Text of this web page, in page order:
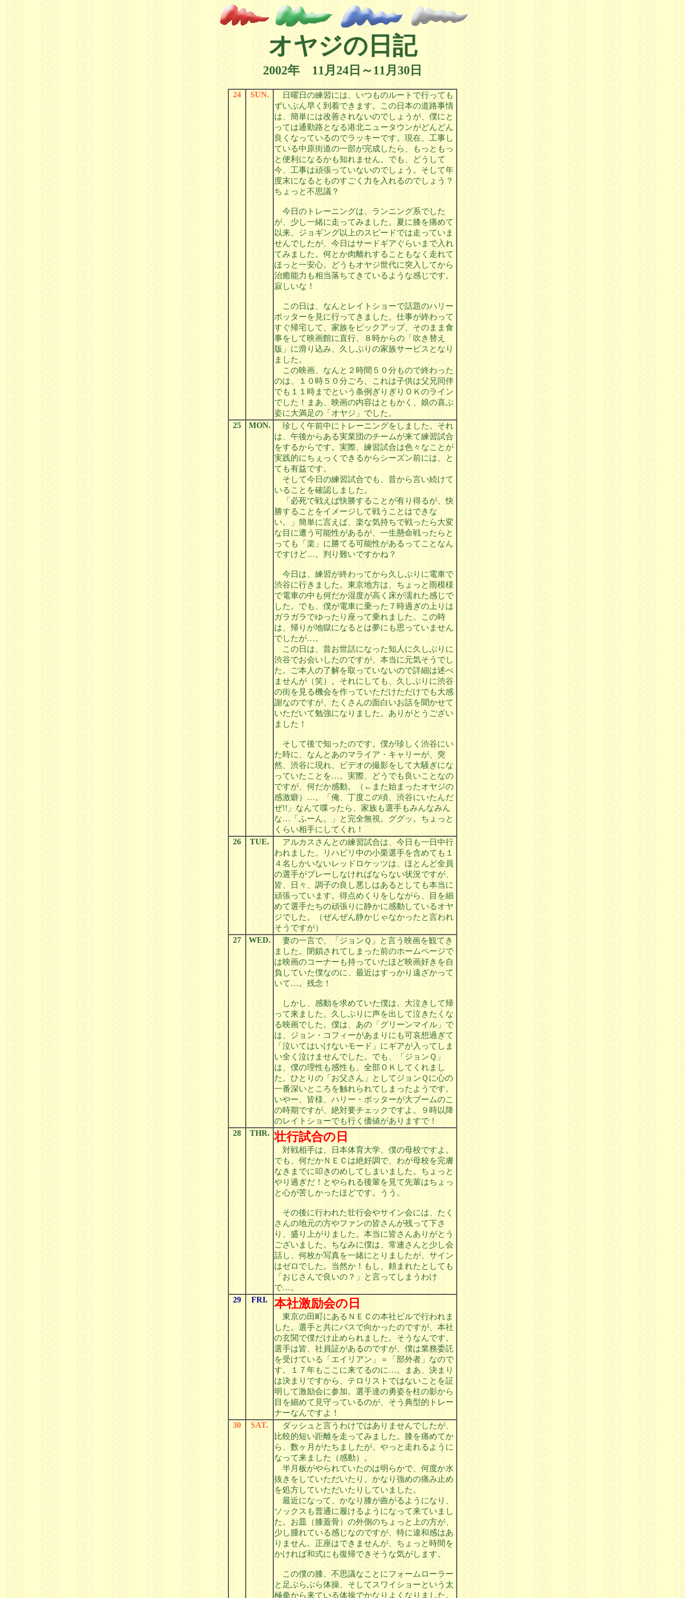
オヤジの日記
2002年 11月24日～11月30日
24 SUN.
日曜日の練習には、いつものルートで行っても
ずいぶん早く到着できます。この日本の道路事情
は、簡単には改善されないのでしょうが、僕にと
っては通勤路となる港北ニュータウンがどんどん
良くなっているのでラッキーです。現在、工事し
ている中原街道の一部が完成したら、もっともっ
と便利になるかも知れません。でも、どうして
今、工事は頑張っていないのでしょう。そして年
度末になるとものすごく力を入れるのでしょう？
ちょっと不思議？
今日のトレーニングは、ランニング系でした
が、少し一緒に走ってみました。夏に膝を痛めて
以来、ジョギング以上のスピードでは走っていま
せんでしたが、今日はサードギアぐらいまで入れ
てみました。何とか肉離れすることもなく走れて
ほっと一安心。どうもオヤジ世代に突入してから
治癒能力も相当落ちてきているような感じです。
寂しいな！
この日は、なんとレイトショーで話題のハリー
ポッターを見に行ってきました。仕事が終わって
すぐ帰宅して、家族をピックアップ、そのまま食
事をして映画館に直行、８時からの「吹き替え
版」に滑り込み、久しぶりの家族サービスとなり
ました。
この映画、なんと２時間５０分もので終わった
のは、１０時５０分ごろ、これは子供は父兄同伴
でも１１時までという条例ぎりぎりＯＫのライン
でした！まあ、映画の内容はともかく、娘の喜ぶ
姿に大満足の「オヤジ」でした。
25
MON.
珍しく午前中にトレーニングをしました。それ
は、午後からある実業団のチームが来て練習試合
をするからです。実際、練習試合は色々なことが
実践的にちぇっくできるからシーズン前には、と
ても有益です。
そして今日の練習試合でも、昔から言い続けて
いることを確認しました。
「必死で戦えば快勝することが有り得るが、快
勝することをイメージして戦うことはできな
い。」簡単に言えば、楽な気持ちで戦ったら大変
な目に遭う可能性があるが、一生懸命戦ったらと
っても「楽」に勝てる可能性があるってことなん
ですけど…。判り難いですかね？
今日は、練習が終わってから久しぶりに電車で
渋谷に行きました。東京地方は、ちょっと雨模様
で電車の中も何だか湿度が高く床が濡れた感じで
した。でも、僕が電車に乗った７時過ぎの上りは
ガラガラでゆったり座って乗れました。この時
は、帰りが地獄になるとは夢にも思っていません
でしたが…。
この日は、昔お世話になった知人に久しぶりに
渋谷でお会いしたのですが、本当に元気そうでし
た。ご本人の了解を取っていないので詳細は述べ
ませんが（笑）。それにしても、久しぶりに渋谷
の街を見る機会を作っていただけただけでも大感
謝なのですが、たくさんの面白いお話を聞かせて
いただいて勉強になりました。ありがとうござい
ました！
そして後で知ったのです。僕が珍しく渋谷にい
た時に、なんとあのマライア・キャリーが、突
然、渋谷に現れ、ビデオの撮影をして大騒ぎにな
っていたことを…。実際、どうでも良いことなの
ですが、何だか感動。（←また始まったオヤジの
感激癖）…。「俺、丁度この頃、渋谷にいたんだ
ぜ!!」なんて喋ったら、家族も選手もみんなみん
な…「ふーん。」と完全無視。ググッ。ちょっと
くらい相手にしてくれ！
26
TUE.
アルカスさんとの練習試合は、今日も一日中行
われました。リハビリ中の小栗選手を含めても１
４名しかいないレッドロケッツは、ほとんど全員
の選手がプレーしなければならない状況ですが、
皆、日々、調子の良し悪しはあるとしても本当に
頑張っています。得点めくりをしながら、目を細
めて選手たちの頑張りに静かに感動しているオヤ
ジでした。（ぜんぜん静かじゃなかったと言われ
そうですが）
27
WED.
妻の一言で、「ジョンＱ」と言う映画を観てき
ました。閉鎖されてしまった前のホームページで
は映画のコーナーも持っていたほど映画好きを自
負していた僕なのに、最近はすっかり遠ざかって
いて…。残念！
しかし、感動を求めていた僕は、大泣きして帰
って来ました。久しぶりに声を出して泣きたくな
る映画でした。僕は、あの「グリーンマイル」で
は、ジョン・コフィーがあまりにも可哀想過ぎて
「泣いてはいけないモード」にギアが入ってしま
い全く泣けませんでした。でも、「ジョンＱ」
は、僕の理性も感性も、全部ＯＫしてくれまし
た。ひとりの「お父さん」としてジョンＱに心の
一番深いところを触れられてしまったようです。
いやー、皆様、ハリー・ポッターが大ブームのこ
の時期ですが、絶対要チェックですよ。９時以降
のレイトショーでも行く価値がありますで！
28
THR. 壮行試合の日
対戦相手は、日本体育大学、僕の母校ですよ。
でも、何だかＮＥＣは絶好調で、わが母校を完膚
なきまでに叩きのめしてしまいました。ちょっと
やり過ぎだ！とやられる後輩を見て先輩はちょっ
と心が苦しかったほどです。うう。
その後に行われた壮行会やサイン会には、たく
さんの地元の方やファンの皆さんが残って下さ
り、盛り上がりました。本当に皆さんありがとう
ございました。ちなみに僕は、常連さんと少し会
話し、何枚か写真を一緒にとりましたが、サイン
はゼロでした。当然か！もし、頼まれたとしても
「おじさんで良いの？」と言ってしまうわけ
で…。
29
FRI. 本社激励会の日
東京の田町にあるＮＥＣの本社ビルで行われま
した。選手と共にバスで向かったのですが、本社
の玄関で僕だけ止められました。そうなんです。
選手は皆、社員証があるのですが、僕は業務委託
を受けている「エイリアン」＝「部外者」なので
す。１７年もここに来てるのに…。まあ、決まり
は決まりですから、テロリストではないことを証
明して激励会に参加。選手達の勇姿を柱の影から
目を細めて見守っているのが、そう典型的トレー
ナーなんですよ！
30
SAT.
ダッシュと言うわけではありませんでしたが、
比較的短い距離を走ってみました。膝を痛めてか
ら、数ヶ月がたちましたが、やっと走れるように
なって来ました（感動）。
半月板がやられていたのは明らかで、何度か水
抜きをしていただいたり、かなり強めの痛み止め
を処方していただいたりしていました。
最近になって、かなり膝が曲がるようになり、
ソックスも普通に履けるようになって来ていまし
た。お皿（膝蓋骨）の外側のちょっと上の方が、
少し腫れている感じなのですが、特に違和感はあ
りません。正座はできませんが、ちょっと時間を
かければ和式にも復帰できそうな気がします。
この僕の膝、不思議なことにフォームローラー
と足ぶらぶら体操、そしてスワイショーという太
極拳から来ている体操でかなりよくなりました。